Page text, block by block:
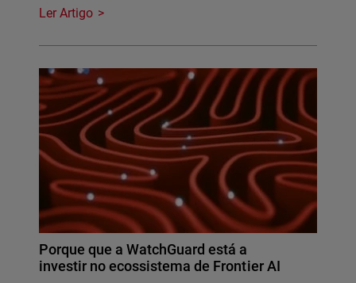
Ler Artigo
Porque que a WatchGuard está a
investir no ecossistema de Frontier AI